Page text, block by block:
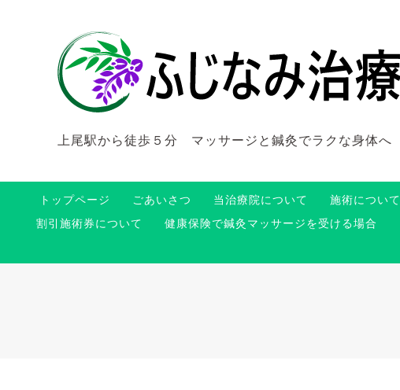
上尾駅から徒歩５分 マッサージと鍼灸でラクな身体へ
トップページ ごあいさつ 当治療院について 施術について
割引施術券について
健康保険で鍼灸マッサージを受ける場合